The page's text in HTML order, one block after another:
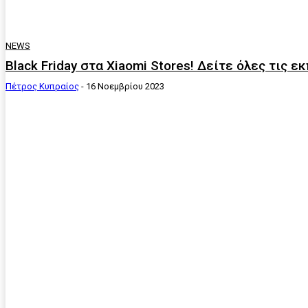
NEWS
Black Friday στα Xiaomi Stores! Δείτε όλες τις
Πέτρος Κυπραίος - 16 Νοεμβρίου 2023